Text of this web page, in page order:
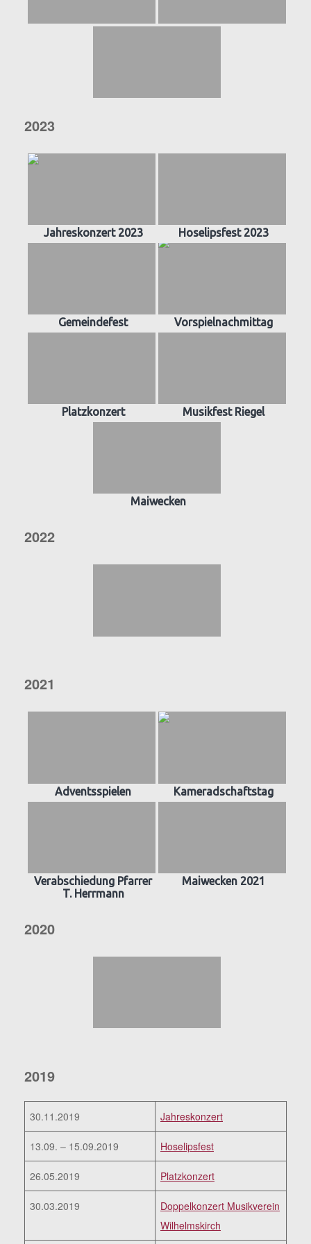
2023
Jahreskonzert 2023 Hoselipsfest 2023
Gemeindefest Vorspielnachmittag
Platzkonzert Musikfest Riegel
Maiwecken
2022
2021
Adventsspielen Kameradschaftstag
Verabschiedung Pfarrer
T. Herrmann
Maiwecken 2021
2020
2019
30.11.2019 Jahreskonzert
13.09. – 15.09.2019 Hoselipsfest
26.05.2019 Platzkonzert
30.03.2019
Doppelkonzert Musikverein
Wilhelmskirch